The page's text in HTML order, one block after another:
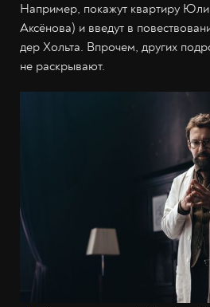
Например, покажут квартиру
Аксёнова) и введут в
дер Хольта. Впрочем, других
не раскрывают.